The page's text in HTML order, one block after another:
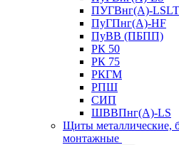
ПУГВнг(А)-
ПуГПнг(А)-HF
ПуВВ (ПБПП)
РК 50
РК 75
РКГМ
РПШ
СИП
ШВВПнг(А)-LS
Щиты металлические,
монтажные